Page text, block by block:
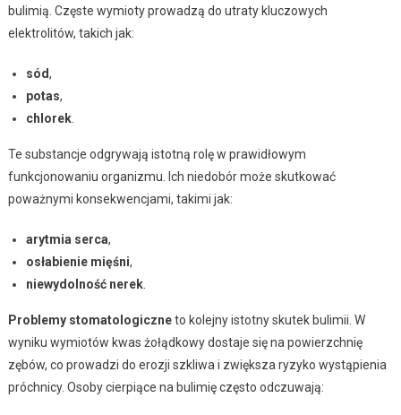
bulimią. Częste wymioty prowadzą do utraty kluczowych
elektrolitów, takich jak:
sód,
potas,
chlorek.
Te substancje odgrywają istotną rolę w prawidłowym
funkcjonowaniu organizmu. Ich niedobór może skutkować
poważnymi konsekwencjami, takimi jak:
arytmia serca,
osłabienie mięśni,
niewydolność nerek.
Problemy stomatologiczneto kolejny istotny skutek bulimii. W
wyniku wymiotów kwas żołądkowy dostaje się na powierzchnię
zębów, co prowadzi do erozji szkliwa i zwiększa ryzyko wystąpienia
próchnicy. Osoby cierpiące na bulimię często odczuwają: